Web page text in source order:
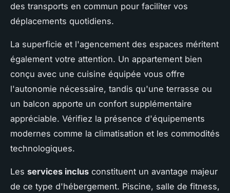
des transports en commun pour faciliter vos
déplacements quotidiens.
La superficie et l'agencement des espaces méritent
également votre attention. Un appartement bien
conçu avec une cuisine équipée vous offre
l'autonomie nécessaire, tandis qu'une terrasse ou
un balcon apporte un confort supplémentaire
appréciable. Vérifiez la présence d'équipements
modernes comme la climatisation et les commodités
technologiques.
Les services inclus constituent un avantage majeur
de ce type d'hébergement. Piscine, salle de fitness,